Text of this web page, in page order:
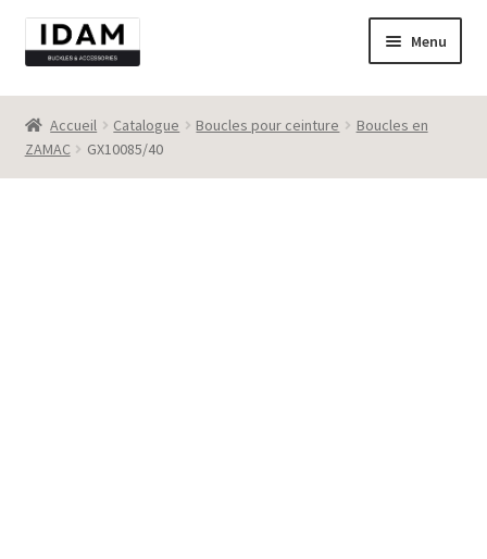
Aller
à
Aller
au
Menu
Catalogue
New
Accueil Catalogue Boucles pour ceinture
Boucles en
ZAMAC
GX10085/40